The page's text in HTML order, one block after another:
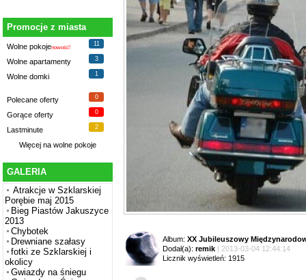
Promocje z miasta
Wolne pokojenowość!
11
Wolne apartamenty 3
Wolne domki 1
Polecane oferty 0
Gorące oferty 0
Lastminute 2
Więcej na wolne pokoje
GALERIA
Atrakcje w Szklarskiej
Porębie maj 2015
Bieg Piastów Jakuszyce
2013
Chybotek
Drewniane szałasy
fotki ze Szklarskiej i
okolicy
Gwiazdy na śniegu
Album: XX Jubileuszowy
Dodał(a): remik | 2013-03-04 12:44:14
Licznik wyświetleń: 1915